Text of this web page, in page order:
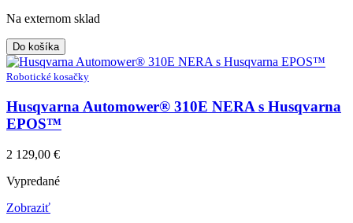
Na externom sklad
Do košíka
Robotické kosačky
Husqvarna Automower® 310E NERA s Husqvarna
EPOS™
2 129,00 €
Vypredané
Zobraziť